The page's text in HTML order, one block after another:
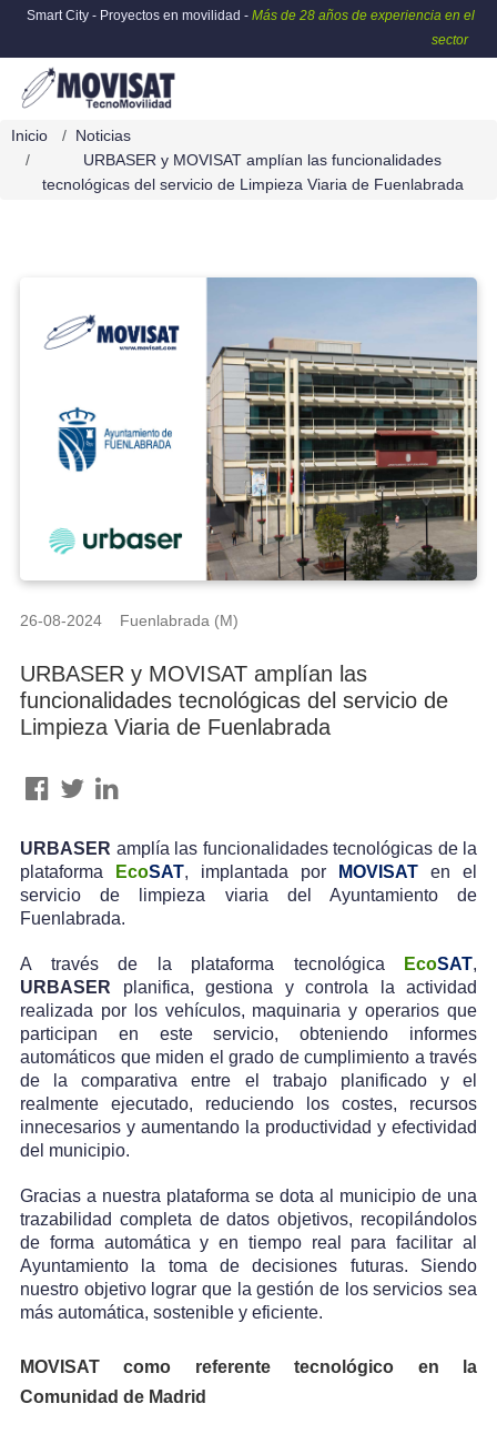
Smart City - Proyectos en movilidad - Más de 28 años de experiencia en el
sector
Inicio
Noticias
URBASER y MOVISAT amplían las funcionalidades
tecnológicas del servicio de Limpieza Viaria de Fuenlabrada
26-08-2024 Fuenlabrada (M)
URBASER y MOVISAT amplían las
funcionalidades tecnológicas del servicio de
Limpieza Viaria de Fuenlabrada
URBASER amplía las funcionalidades tecnológicas de la
plataforma
EcoSAT, implantada por MOVISAT en el
servicio de limpieza viaria del Ayuntamiento de
Fuenlabrada.
A través de la plataforma tecnológica EcoSAT,
URBASER planifica, gestiona y controla la actividad
realizada por los vehículos, maquinaria y operarios que
participan en este servicio, obteniendo informes
automáticos que miden el grado de cumplimiento a través
de la comparativa entre el trabajo planificado y el
realmente ejecutado, reduciendo los costes, recursos
innecesarios y aumentando la productividad y efectividad
del municipio.
Gracias a nuestra plataforma se dota al municipio de una
trazabilidad completa de datos objetivos, recopilándolos
de forma automática y en tiempo real para facilitar al
Ayuntamiento la toma de decisiones futuras. Siendo
nuestro objetivo lograr que la gestión de los servicios sea
más automática, sostenible y eficiente.
MOVISAT como referente tecnológico en la
Comunidad de Madrid